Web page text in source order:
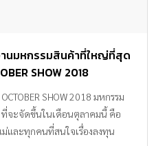
นมหกรรมสินค้าที่ใหญ่ที่สุด
SHOW 2018
SHOW 2018 มหกรรม
จะจัดขึ้นในเดือนตุลาคมนี้ คือ
และทุกคนที่สนใจเรื่องลงทุน